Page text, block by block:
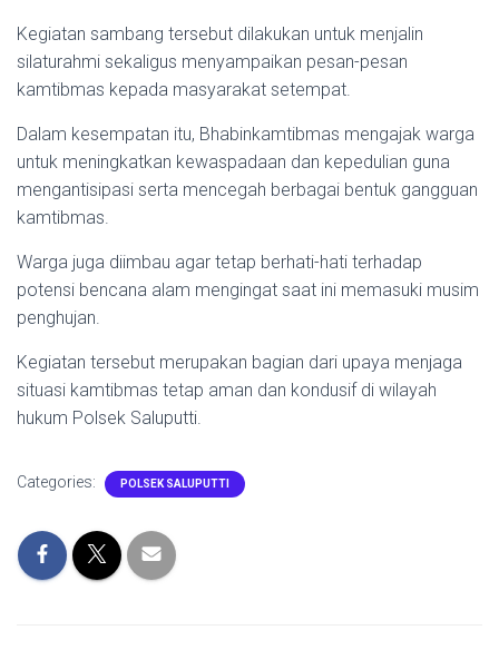
Kegiatan sambang tersebut dilakukan untuk menjalin
silaturahmi sekaligus menyampaikan pesan-pesan
kamtibmas kepada masyarakat setempat.
Dalam kesempatan itu, Bhabinkamtibmas mengajak warga
untuk meningkatkan kewaspadaan dan kepedulian guna
mengantisipasi serta mencegah berbagai bentuk gangguan
kamtibmas.
Warga juga diimbau agar tetap berhati-hati terhadap
potensi bencana alam mengingat saat ini memasuki musim
penghujan.
Kegiatan tersebut merupakan bagian dari upaya menjaga
situasi kamtibmas tetap aman dan kondusif di wilayah
hukum Polsek Saluputti.
Categories: POLSEK SALUPUTTI